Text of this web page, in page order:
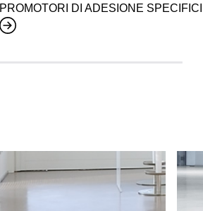
PROMOTORI DI ADESIONE SPECIFICI